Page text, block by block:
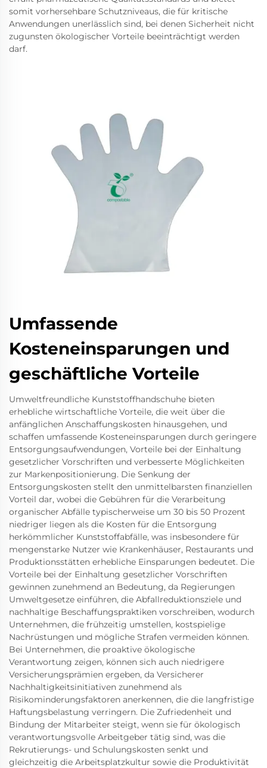
somit vorhersehbare Schutzniveaus, die für kritische
Anwendungen unerlässlich sind, bei denen Sicherheit nicht
zugunsten ökologischer Vorteile beeinträchtigt werden
darf.
Umfassende
Kosteneinsparungen und
geschäftliche Vorteile
Umweltfreundliche Kunststoffhandschuhe bieten
erhebliche wirtschaftliche Vorteile, die weit über die
anfänglichen Anschaffungskosten hinausgehen, und
schaffen umfassende Kosteneinsparungen durch geringere
Entsorgungsaufwendungen, Vorteile bei der Einhaltung
gesetzlicher Vorschriften und verbesserte Möglichkeiten
zur Markenpositionierung. Die Senkung der
Entsorgungskosten stellt den unmittelbarsten finanziellen
Vorteil dar, wobei die Gebühren für die Verarbeitung
organischer Abfälle typischerweise um 30 bis 50 Prozent
niedriger liegen als die Kosten für die Entsorgung
herkömmlicher Kunststoffabfälle, was insbesondere für
mengenstarke Nutzer wie Krankenhäuser, Restaurants und
Produktionsstätten erhebliche Einsparungen bedeutet. Die
Vorteile bei der Einhaltung gesetzlicher Vorschriften
gewinnen zunehmend an Bedeutung, da Regierungen
Umweltgesetze einführen, die Abfallreduktionsziele und
nachhaltige Beschaffungspraktiken vorschreiben, wodurch
Unternehmen, die frühzeitig umstellen, kostspielige
Nachrüstungen und mögliche Strafen vermeiden können.
Bei Unternehmen, die proaktive ökologische
Verantwortung zeigen, können sich auch niedrigere
Versicherungsprämien ergeben, da Versicherer
Nachhaltigkeitsinitiativen zunehmend als
Risikominderungsfaktoren anerkennen, die die langfristige
Haftungsbelastung verringern. Die Zufriedenheit und
Bindung der Mitarbeiter steigt, wenn sie für ökologisch
verantwortungsvolle Arbeitgeber tätig sind, was die
Rekrutierungs- und Schulungskosten senkt und
gleichzeitig die Arbeitsplatzkultur sowie die Produktivität